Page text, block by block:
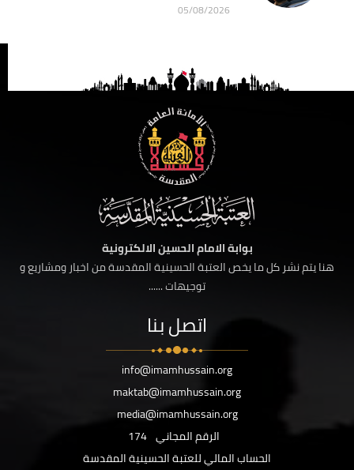
05/08/2026
بوابة الامام الحسين الالكترونية
هنا يتم نشر كل ما يخص العتبة الحسينية المقدسة من اخبار ومشاريع و
توجيهات ......
اتصل بنا
info@imamhussain.org
maktab@imamhussain.org
media@imamhussain.org
الرقم المجاني 174
الحساب المالي للعتبة الحسينية المقدسة